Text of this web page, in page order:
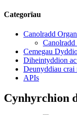
Categorïau
Canolradd
Cemegau
Diheintyddion
Deunyddiau
APIs
Cynhyrchion